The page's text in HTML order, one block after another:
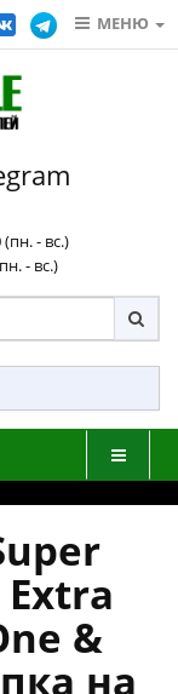
МЕНЮ
- вс.)
- вс.)
&
на